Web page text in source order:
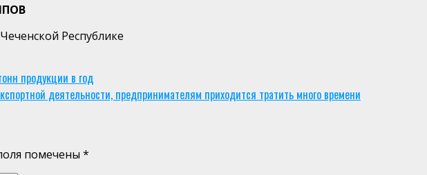
Республике
продукции в год
деятельности, предпринимателям приходится тратить много времени
помечены *